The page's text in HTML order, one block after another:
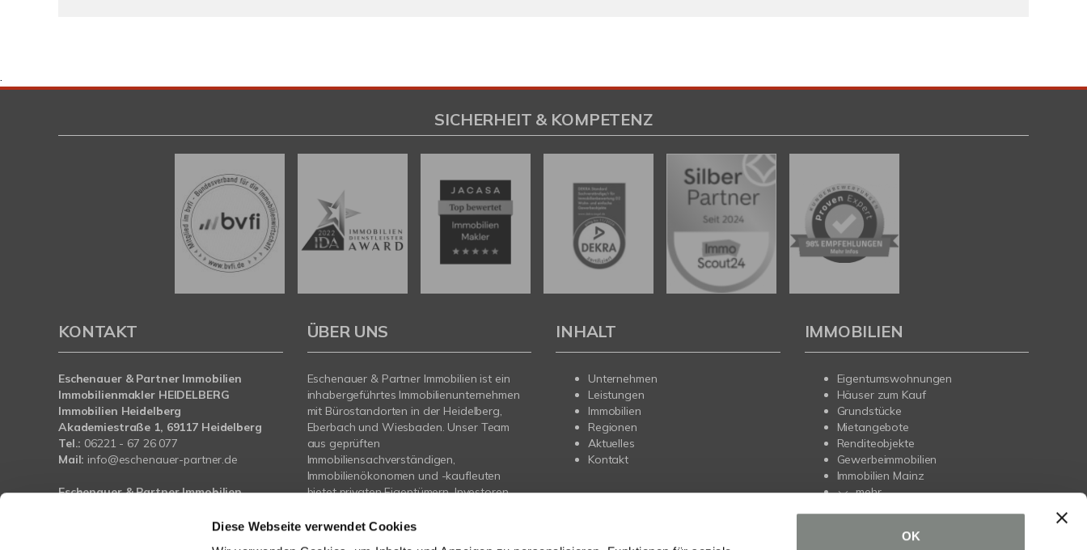
Diese Webseite verwendet Cookies
OK
.
SICHERHEIT & KOMPETENZ
KONTAKT
Eschenauer & Partner Immobilien
Immobilienmakler HEIDELBERG
Immobilien Heidelberg
Akademiestraße 1, 69117 Heidelberg
Tel.: 06221 - 67 26 077
Mail: info@eschenauer-partner.de
Eschenauer & Partner Immobilien
ÜBER UNS
Eschenauer & Partner Immobilien ist ein
inhabergeführtes Immobilienunternehmen
mit Bürostandorten in der Heidelberg,
Eberbach und Wiesbaden. Unser Team
aus geprüften
Immobiliensachverständigen,
Immobilienökonomen und -kaufleuten
bietet privaten Eigentümern, Investoren
Unterstützung beim Verkauf, der
INHALT
Unternehmen
Leistungen
Immobilien
Regionen
Aktuelles
Kontakt
IMMOBILIEN
Eigentumswohnungen
Häuser zum Kauf
Grundstücke
Mietangebote
Renditeobjekte
Gewerbeimmobilien
Immobilien Mainz
mehr